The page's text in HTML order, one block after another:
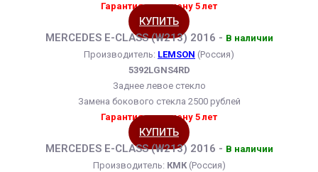
Гарантия на замену 5 лет
КУПИТЬ
MERCEDES E-CLASS (W213) 2016 - В наличии
Производитель: LEMSON (Россия)
5392LGNS4RD
Заднее левое стекло
Замена бокового стекла 2500 рублей
Гарантия на замену 5 лет
КУПИТЬ
MERCEDES E-CLASS (W213) 2016 - В наличии
Производитель: КМК(Россия)